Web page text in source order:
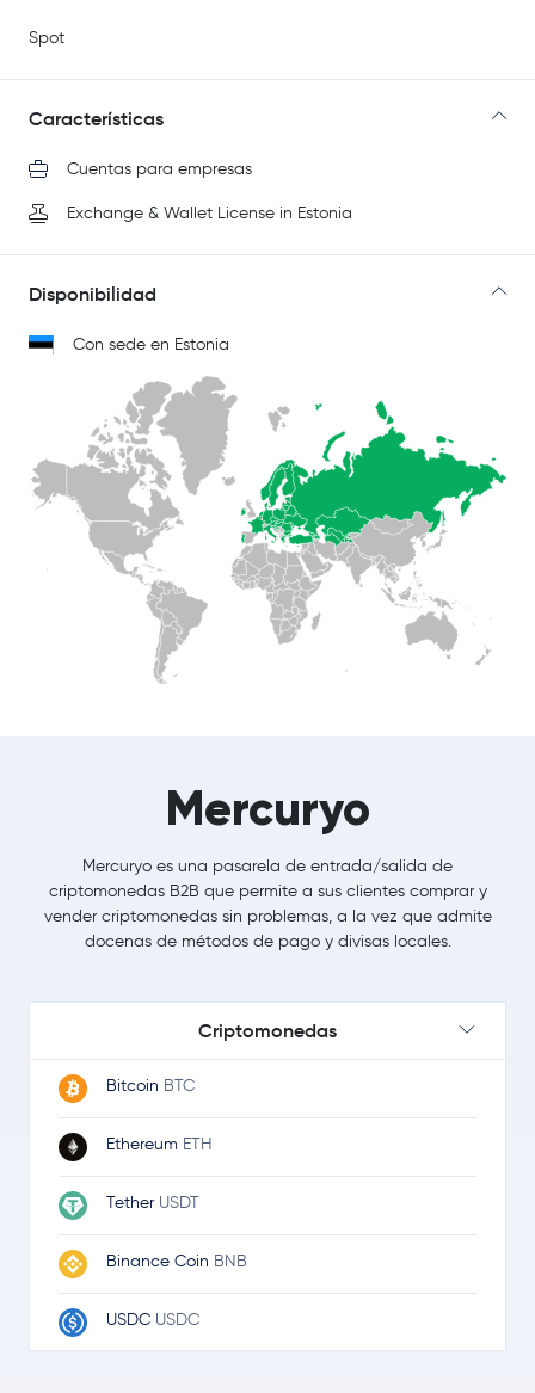
Spot
Características
Cuentas para empresas
Exchange & Wallet License in Estonia
Disponibilidad
Con sede en Estonia
Mercuryo
Mercuryo es una pasarela de entrada/salida de
criptomonedas B2B que permite a sus clientes comprar y
vender criptomonedas sin problemas, a la vez que admite
docenas de métodos de pago y divisas locales.
Criptomonedas
Bitcoin BTC
Ethereum ETH
Tether USDT
Binance Coin BNB
USDC USDC